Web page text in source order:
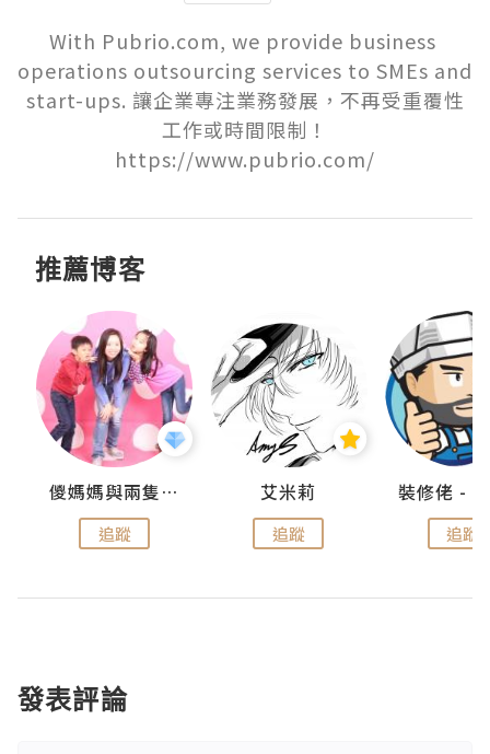
With Pubrio.com, we provide business
operations outsourcing services to SMEs and
start-ups. 讓企業專注業務發展，不再受重覆性
工作或時間限制！
https://www.pubrio.com/
推薦博客
儍媽媽與兩隻小魔怪之家
追蹤
艾米莉
追蹤 追蹤
發表評論